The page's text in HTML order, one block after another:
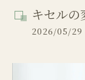
キセルの
2026/05/29